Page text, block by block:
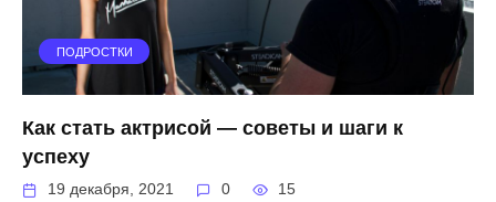
ПОДРОСТКИ
Как стать актрисой — советы и шаги к
успеху
19 декабря, 2021 0 15